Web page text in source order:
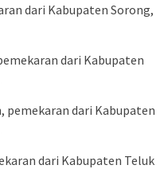
dari Kabupaten Sorong,
dari Kabupaten
pemekaran dari Kabupaten
dari Kabupaten Teluk